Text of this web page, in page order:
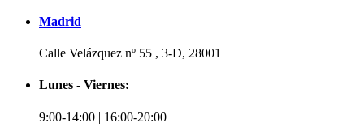
Madrid
Calle Velázquez nº 55 , 3-D, 28001
Lunes - Viernes:
9:00-14:00 | 16:00-20:00